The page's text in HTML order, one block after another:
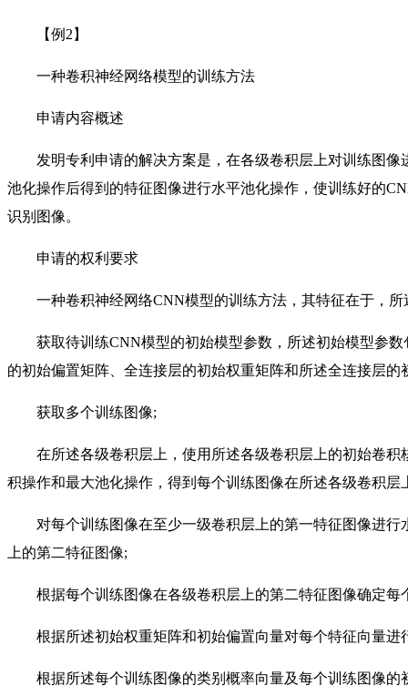
【例2】
一种卷积神经网络模型的训练方法
申请内容概述
发明专利申请的解决方案是，在各级卷积层上对训练图像
池化操作后得到的特征图像进行水平池化操作，使训练好的
识别图像。
申请的权利要求
一种卷积神经网络CNN模型的训练方法，其特征在于，所
获取待训练CNN模型的初始模型参数，所述初始模型参数
的初始偏置矩阵、全连接层的初始权重矩阵和所述全连接层的
获取多个训练图像;
在所述各级卷积层上，使用所述各级卷积层上的初始卷积
积操作和最大池化操作，得到每个训练图像在所述各级卷积层
对每个训练图像在至少一级卷积层上的第一特征图像进行
上的第二特征图像;
根据每个训练图像在各级卷积层上的第二特征图像确定每
根据所述初始权重矩阵和初始偏置向量对每个特征向量进
根据所述每个训练图像的类别概率向量及每个训练图像的